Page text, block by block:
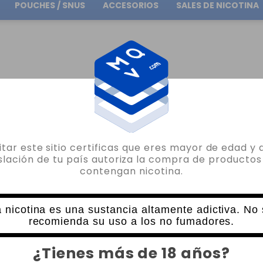
este sitio certificas que eres mayor de edad y
de tu país autoriza la compra de productos
contengan nicotina.
nicotina es una sustancia altamente adictiva. No
recomienda su uso a los no fumadores.
¿Tienes más de 18 años?
Envío gratuitoen pedidos superiores a 30.00€
POUCHES / SNUS ACCESORIOS SALES DE NICOTINA
AROMA CULMEN PLATINUM TOBACCOS BY BOMBO 30ML
BOMBO
AROMA CULMEN PLATINUM
10 VALORACIONES
18,95€
CANTIDAD
- +